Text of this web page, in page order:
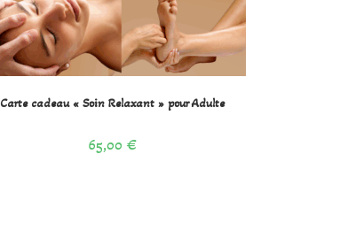
Carte cadeau « Soin Relaxant » pour Adulte
65,00€